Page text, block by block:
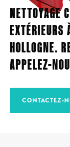
NETTOYAGE
EXTÉRIEURS
HOLLOGNE.
APPELEZ-
CONTACTEZ-